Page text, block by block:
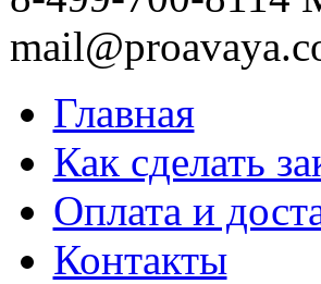
Главная
Как сделать
Оплата и
Контакты